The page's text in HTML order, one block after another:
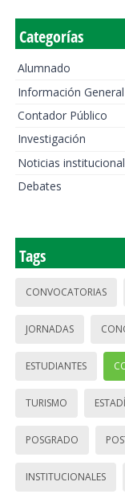
Categorías
Alumnado
Información General
Contador Público
Investigación
Noticias
Debates
Tags
CONVOCATORIAS
JORNADAS
ESTUDIANTES
TURISMO
POSGRADO
INSTITUCIONALES